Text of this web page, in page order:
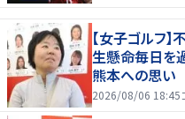
【女子ゴルフ】
生懸命毎日を
熊本への思い
2026/08/06 18:45